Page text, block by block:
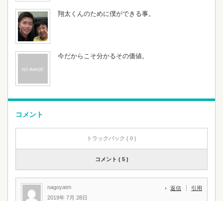
翔太くんのために僕ができる事。
今だからこそ分かるその価値。
コメント
トラックバック ( 0 )
コメント ( 5 )
nagoyatm
2019年 7月 28日
返信 引用